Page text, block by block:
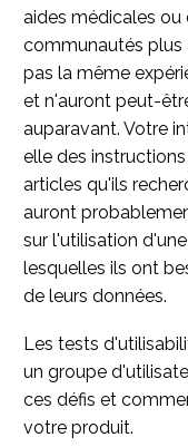
aides médicales ou
communautés plus
pas la même
et n'auront peut-
auparavant. Votre
elle des
articles qu'ils
auront
sur l'utilisation
lesquelles ils ont
de leurs données.
Les tests
un groupe
ces défis et
votre produit.